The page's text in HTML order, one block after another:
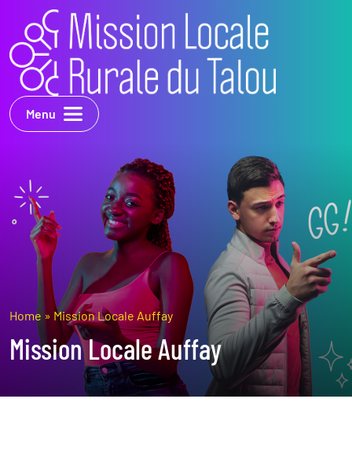
Menu
Home » Mission Locale Auffay
Mission Locale Auffay